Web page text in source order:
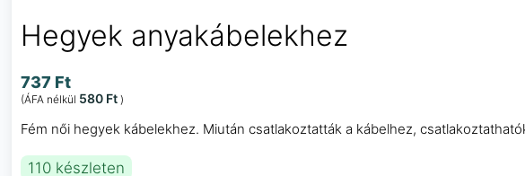
Hegyek anyakábelekhez
737 Ft
(ÁFA nélkül 580 Ft )
Fém női hegyek kábelekhez. Miután csatlakoztatták a kábelhez,
110 készleten